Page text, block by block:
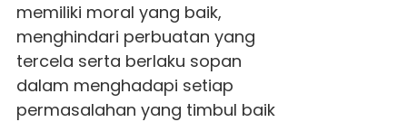
memiliki moral yang baik,
menghindari perbuatan yang
tercela serta berlaku sopan
dalam menghadapi setiap
permasalahan yang timbul baik